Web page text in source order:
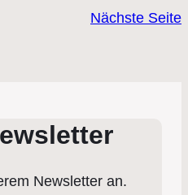
Nächste Seite
Newsletter an.